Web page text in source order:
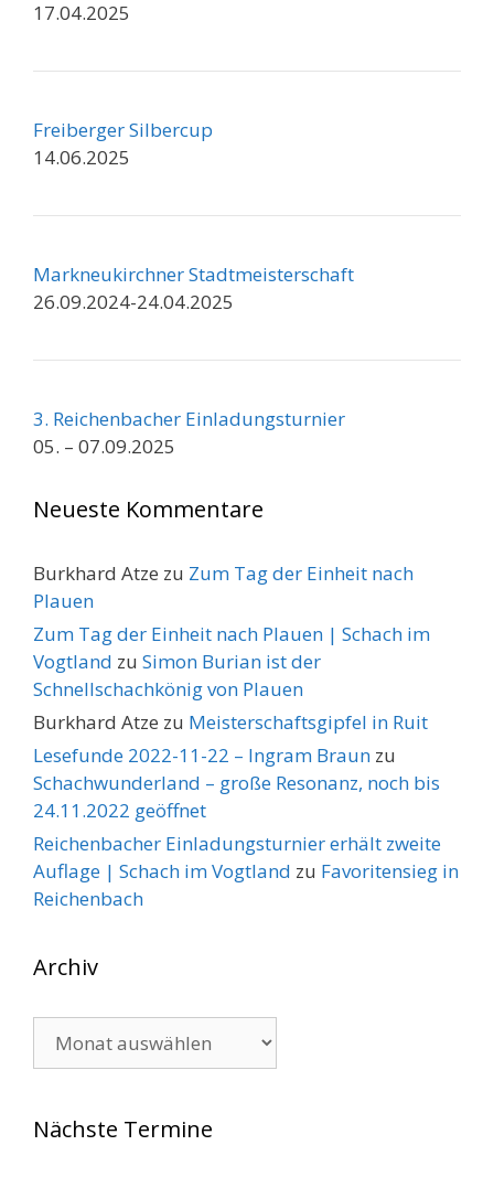
17.04.2025
Freiberger Silbercup
14.06.2025
Markneukirchner Stadtmeisterschaft
26.09.2024-24.04.2025
3. Reichenbacher Einladungsturnier
05. – 07.09.2025
Neueste Kommentare
Burkhard Atze zu Zum Tag der Einheit nach
Plauen
Zum Tag der Einheit nach Plauen | Schach im
Vogtland zu Simon Burian ist der
Schnellschachkönig von Plauen
Burkhard Atze zu Meisterschaftsgipfel in Ruit
Lesefunde 2022-11-22 – Ingram Braun zu
Schachwunderland – große Resonanz, noch bis
24.11.2022 geöffnet
Reichenbacher Einladungsturnier erhält zweite
Auflage | Schach im Vogtland zu Favoritensieg in
Reichenbach
Archiv
Nächste Termine